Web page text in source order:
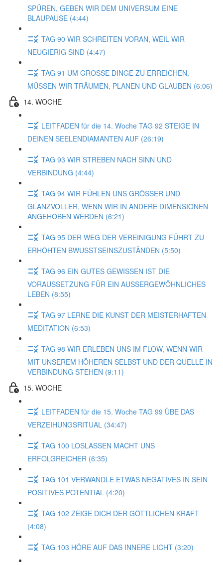
SPÜREN, GEBEN WIR DEM UNIVERSUM EINE
BLAUPAUSE (4:44)
TAG 90 WIR SCHREITEN VORAN, WEIL WIR
NEUGIERIG SIND (4:47)
TAG 91 UM GROSSE DINGE ZU ERREICHEN,
MÜSSEN WIR TRÄUMEN, PLANEN UND GLAUBEN (6:06)
14. WOCHE
LEITFADEN für die 14. Woche TAG 92 STEIGE IN
DEINEN SEELENDIAMANTEN AUF (26:19)
TAG 93 WIR STREBEN NACH SINN UND
VERBINDUNG (4:44)
TAG 94 WIR FÜHLEN UNS GRÖSSER UND
GLANZVOLLER, WENN WIR IN ANDERE DIMENSIONEN
ANGEHOBEN WERDEN (6:21)
TAG 95 DER WEG DER VEREINIGUNG FÜHRT ZU
ERHÖHTEN BWUSSTSEINSZUSTÄNDEN (5:50)
TAG 96 EIN GUTES GEWISSEN IST DIE
VORAUSSETZUNG FÜR EIN AUSSERGEWÖHNLICHES
LEBEN (8:55)
TAG 97 LERNE DIE KUNST DER MEISTERHAFTEN
MEDITATION (6:53)
TAG 98 WIR ERLEBEN UNS IM FLOW, WENN WIR
MIT UNSEREM HÖHEREN SELBST UND DER QUELLE IN
VERBINDUNG STEHEN (9:11)
15. WOCHE
LEITFADEN für die 15. Woche TAG 99 ÜBE DAS
VERZEIHUNGSRITUAL (34:47)
TAG 100 LOSLASSEN MACHT UNS
ERFOLGREICHER (6:35)
TAG 101 VERWANDLE ETWAS NEGATIVES IN SEIN
POSITIVES POTENTIAL (4:20)
TAG 102 ZEIGE DICH DER GÖTTLICHEN KRAFT
(4:08)
TAG 103 HÖRE AUF DAS INNERE LICHT (3:20)